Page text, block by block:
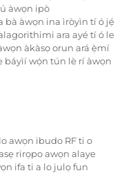
àwọn ipò
bà àwọn ina ìròyìn tí ó jẹ́
ara ayé tí ó le
àkàsọ orun ará ẹ̀mí
báyìí wọ́n tún lè rí àwọn
awọn ibudo RF ti o
rirọpo awọn alaye
ifa ti a lo julọ fun